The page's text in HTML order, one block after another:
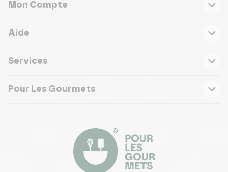
Mon Compte
Aide
Services
Pour Les Gourmets